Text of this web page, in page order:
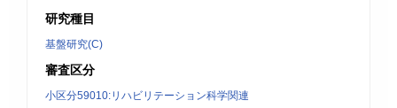
研究種目
基盤研究(C)
審査区分
小区分59010:リハビリテーション科学関連